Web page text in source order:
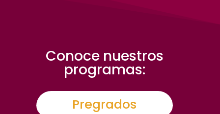
Conoce nuestros
programas:
Pregrados